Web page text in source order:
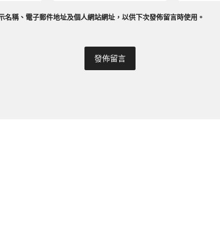
名稱、電子郵件地址及個人網站網址，以供下次發佈留言時使用。